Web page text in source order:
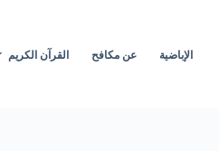
الإباضية عن مكافح القرآن الكريم